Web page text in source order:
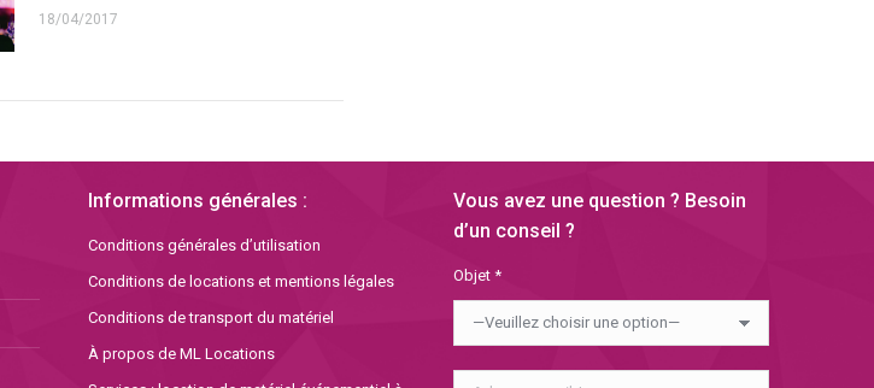
18/04/2017
Informations générales :
Conditions générales d’utilisation
Conditions de locations et mentions légales
Conditions de transport du matériel
À propos de ML Locations
Vous avez une question ? Besoin
d’un conseil ?
Objet *